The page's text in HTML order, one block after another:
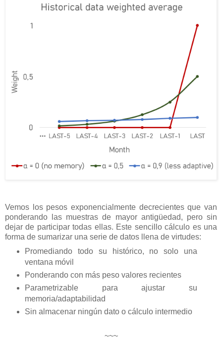
Vemos los pesos exponencialmente decrecientes que van
ponderando las muestras de mayor antigüedad, pero sin
dejar de participar todas ellas. Este sencillo cálculo es una
forma de sumarizar una serie de datos llena de virtudes:
Promediando todo su histórico, no solo una
ventana móvil
Ponderando con más peso valores recientes
Parametrizable para ajustar su
memoria/adaptabilidad
Sin almacenar ningún dato o cálculo intermedio
~~~